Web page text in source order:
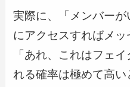
実際に、「メンバー
にアクセスすればメッ
「あれ、これはフェ
れる確率は極めて高